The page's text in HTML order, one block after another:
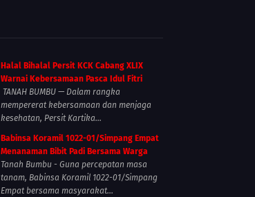
Halal Bihalal Persit KCK Cabang XLIX
Warnai Kebersamaan Pasca Idul Fitri
TANAH BUMBU — Dalam rangka
mempererat kebersamaan dan menjaga
kesehatan, Persit Kartika...
Babinsa Koramil 1022-01/Simpang Empat
Menanaman Bibit Padi Bersama Warga
Tanah Bumbu - Guna percepatan masa
tanam, Babinsa Koramil 1022-01/Simpang
Empat bersama masyarakat...